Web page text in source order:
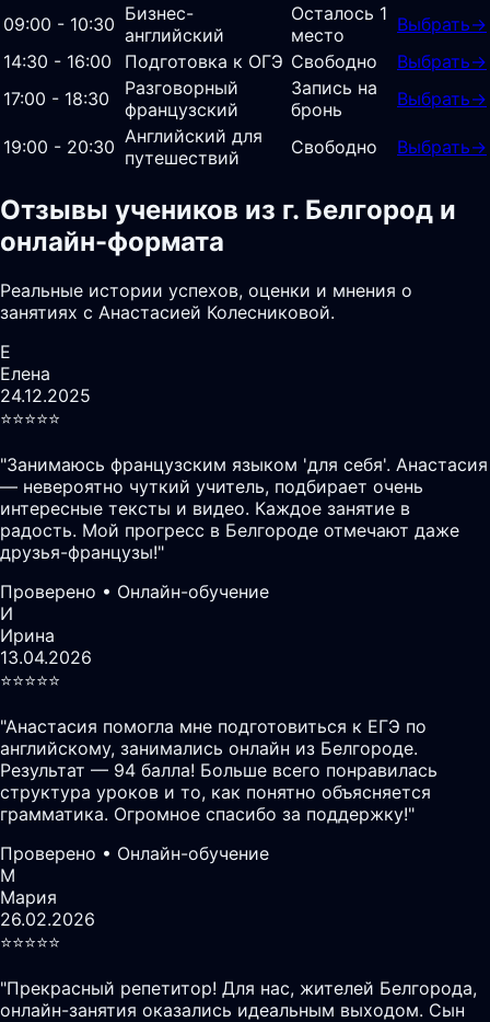
09:00 - 10:30 Бизнес-
английский
Осталось 1
место
Выбрать→
14:30 - 16:00
Подготовка к ОГЭ Свободно Выбрать→
17:00 - 18:30
Разговорный
французский
Запись на
бронь
Выбрать→
19:00 - 20:30 Английский для
путешествий
Свободно Выбрать→
Отзывы учеников из г. Белгород и
онлайн-формата
Реальные истории успехов, оценки и мнения о
занятиях с Анастасией Колесниковой.
Е
Елена
24.12.2025
⭐️⭐️⭐️⭐️⭐️
"Занимаюсь французским языком 'для себя'. Анастасия
— невероятно чуткий учитель, подбирает очень
интересные тексты и видео. Каждое занятие в
радость. Мой прогресс в Белгороде отмечают даже
друзья-французы!"
Проверено • Онлайн-обучение
И
Ирина
13.04.2026
⭐️⭐️⭐️⭐️⭐️
"Анастасия помогла мне подготовиться к ЕГЭ по
английскому, занимались онлайн из Белгороде.
Результат — 94 балла! Больше всего понравилась
структура уроков и то, как понятно объясняется
грамматика. Огромное спасибо за поддержку!"
Проверено • Онлайн-обучение
М
Мария
26.02.2026
⭐️⭐️⭐️⭐️⭐️
"Прекрасный репетитор! Для нас, жителей Белгорода,
онлайн-занятия оказались идеальным выходом. Сын